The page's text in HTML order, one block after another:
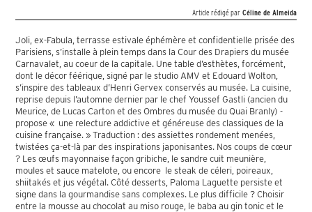
Article rédigé par Céline de Almeida
Joli, ex-Fabula, terrasse estivale éphémère et confidentielle prisée des
Parisiens, s’installe à plein temps dans la Cour des Drapiers du musée
Carnavalet, au coeur de la capitale. Une table d’esthètes, forcément,
dont le décor féérique, signé par le studio AMV et Edouard Wolton,
s’inspire des tableaux d’Henri Gervex conservés au musée. La cuisine,
reprise depuis l’automne dernier par le chef Youssef Gastli (ancien du
Meurice, de Lucas Carton et des Ombres du musée du Quai Branly) -
propose « une relecture addictive et généreuse des classiques de la
cuisine française. » Traduction : des assiettes rondement menées,
twistées ça-et-là par des inspirations japonisantes. Nos coups de cœur
? Les œufs mayonnaise façon gribiche, le sandre cuit meunière,
moules et sauce matelote, ou encore le steak de céleri, poireaux,
shiitakés et jus végétal. Côté desserts, Paloma Laguette persiste et
signe dans la gourmandise sans complexes. Le plus difficile ? Choisir
entre la mousse au chocolat au miso rouge, le baba au gin tonic et le